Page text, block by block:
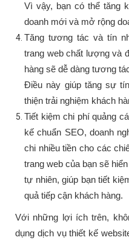
Vì vậy, bạn có thể tăng
doanh mới và mở rộng
Tăng tương tác và tín
trang web chất lượng và
hàng sẽ dễ dàng tương
Điều này giúp tăng sự
thiện trải nghiệm khách
Tiết kiệm chi phí quảng
kế chuẩn SEO, doanh
chi nhiều tiền cho các
trang web của bạn sẽ
tự nhiên, giúp bạn tiết
quả tiếp cận khách hàng.
Với những lợi ích trên,
dụng dịch vụ thiết kế